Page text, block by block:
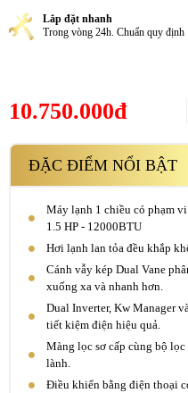
Lắp đặt nhanh
Trong vòng 24h. Chuẩn quy định
10.750.000đ
ĐẶC ĐIỂM NỔI BẬT
Máy lạnh 1 chiều có phạm
1.5 HP - 12000BTU
Hơi lạnh lan tỏa đều khắp
Cánh vẫy kép Dual Vane
xuống xa và nhanh hơn.
Dual Inverter, Kw Manager
tiết kiệm điện hiệu quả.
Màng lọc sơ cấp cùng bộ
lành.
Điều khiển bằng điện thoại